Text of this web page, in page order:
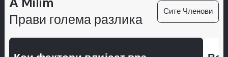
Прави голема разлика
Сите Членови